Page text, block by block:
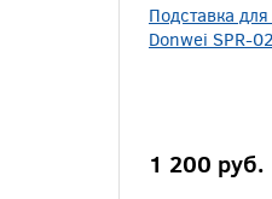
Подставка
Donwei SPR-
1 200 руб.